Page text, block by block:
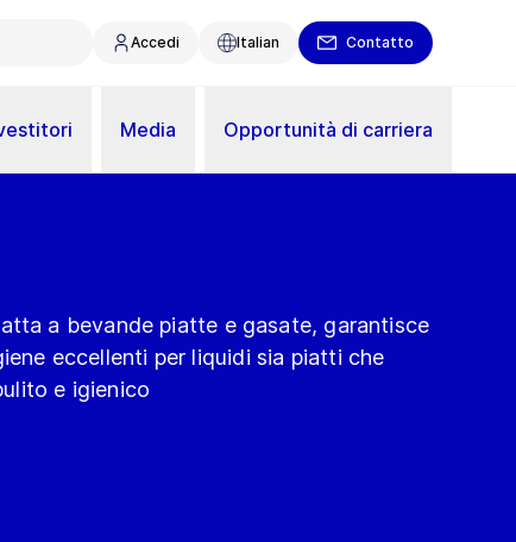
Accedi Italian Contatto
Media Opportunità di carriera
a bevande piatte e gasate, garantisce
eccellenti per liquidi sia piatti che
e igienico